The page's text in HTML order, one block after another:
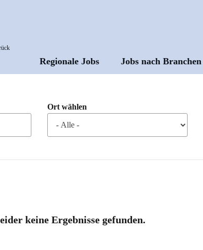
Hauptnavigation
Regionale Jobs Jobs nach Branchen
Ort wählen
keine Ergebnisse gefunden.